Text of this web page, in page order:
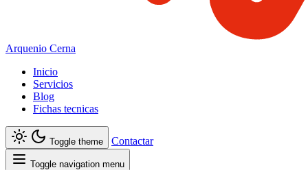
Arquenio Cerna
Inicio
Servicios
Blog
Fichas tecnicas
Toggle theme Contactar
Toggle navigation menu